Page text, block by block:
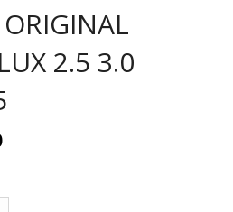
2.5 3.0
El
actual